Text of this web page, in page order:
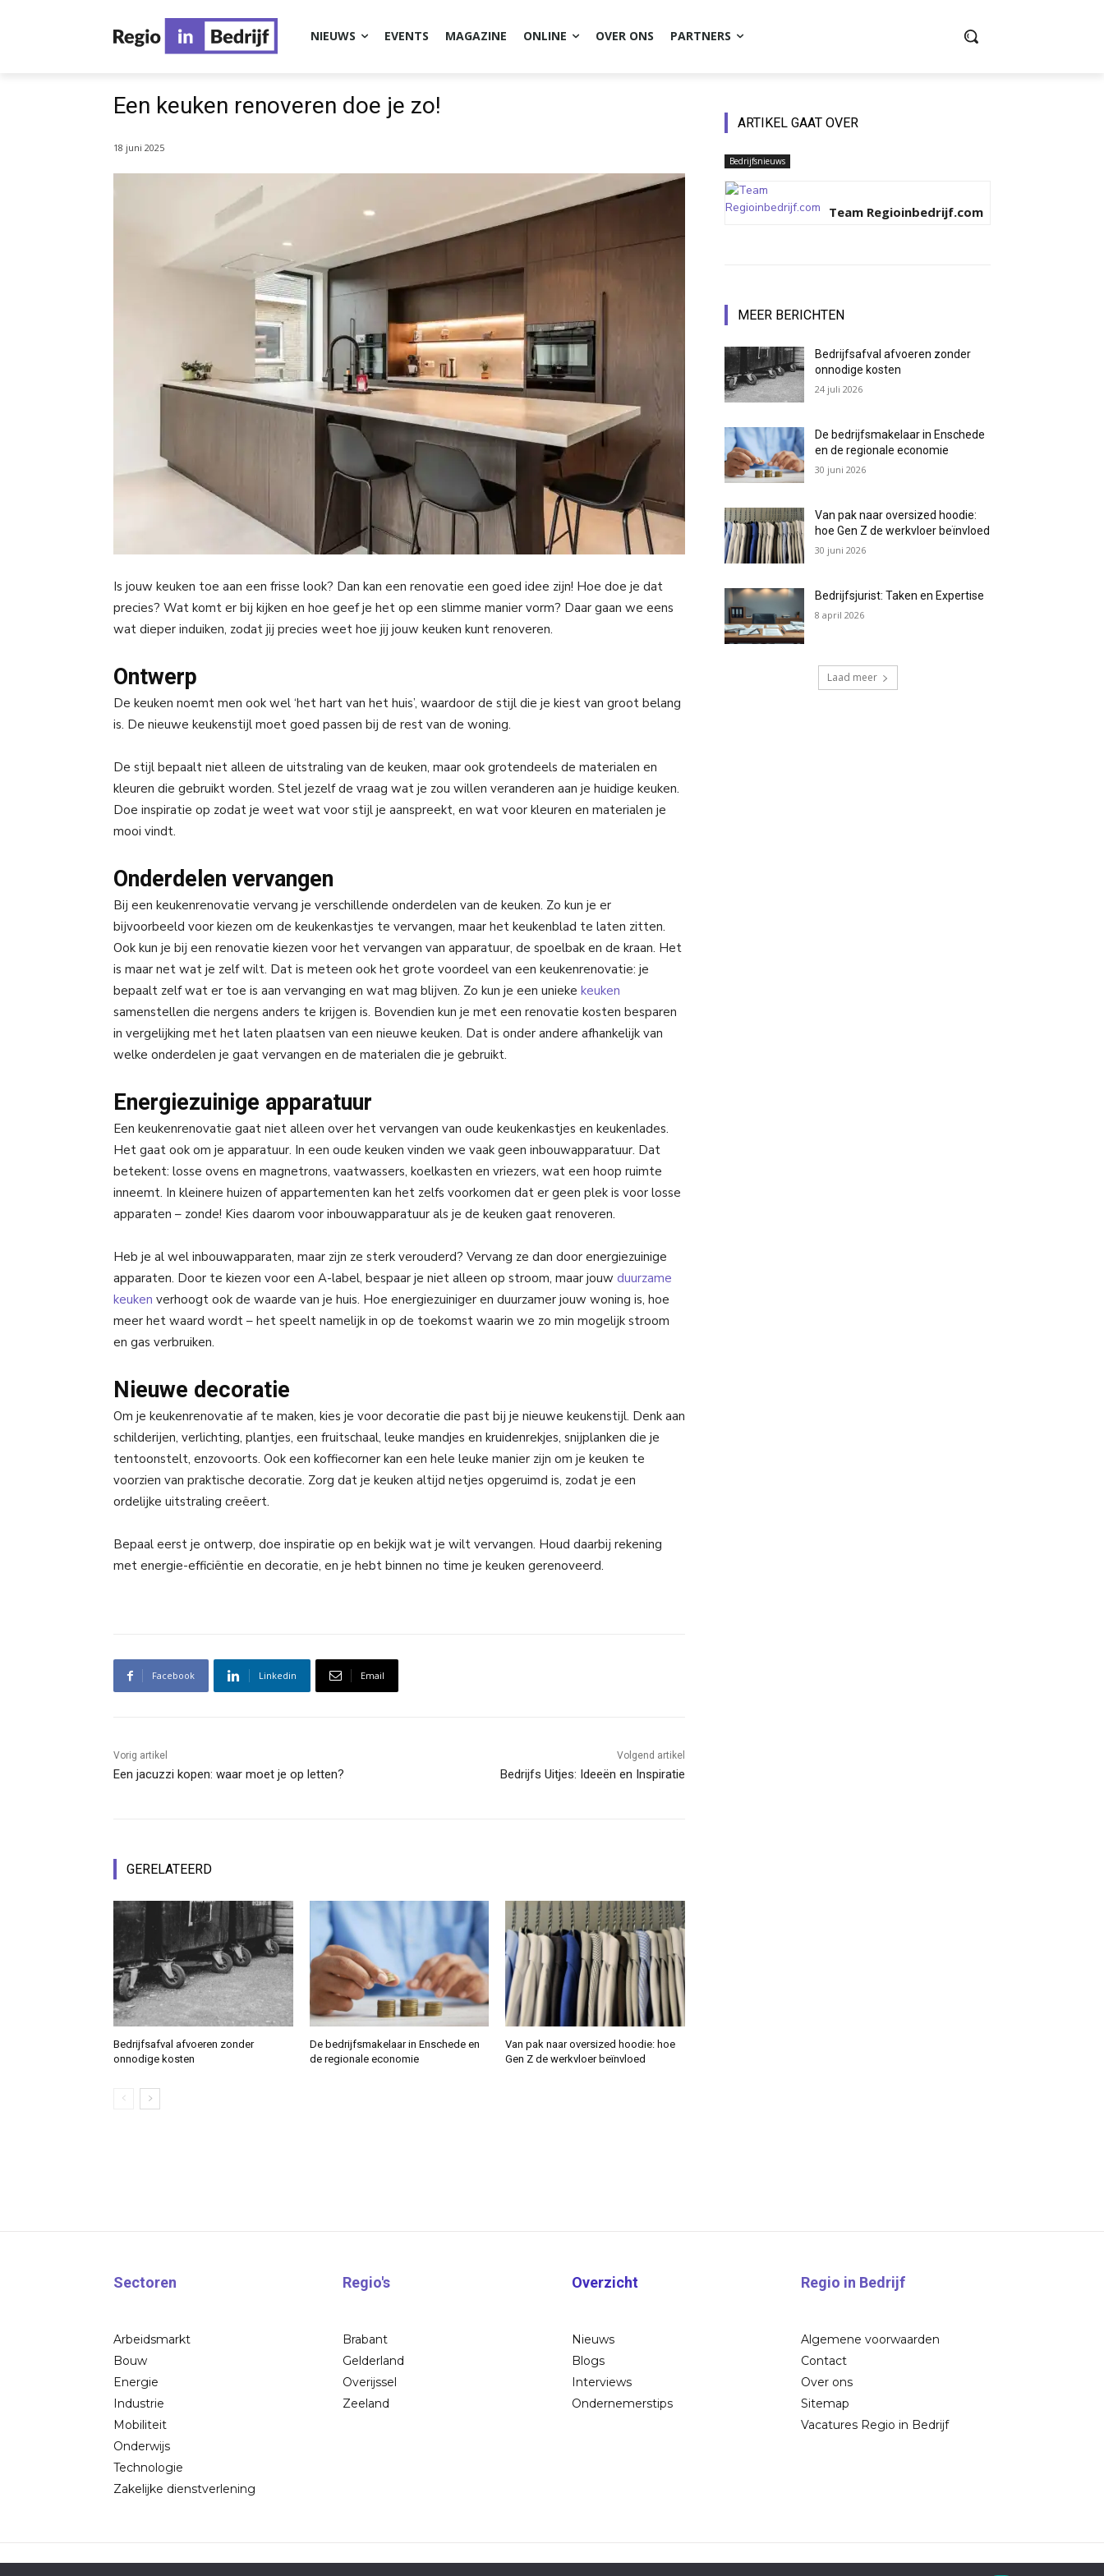
NIEUWS EVENTS MAGAZINE ONLINE OVER ONS PARTNERS
Een keuken renoveren doe je zo!
18 juni 2025
Is jouw keuken toe aan een frisse look? Dan kan een renovatie een goed idee zijn! Hoe doe je dat
precies? Wat komt er bij kijken en hoe geef je het op een slimme manier vorm? Daar gaan we eens
wat dieper induiken, zodat jij precies weet hoe jij jouw keuken kunt renoveren.
Ontwerp
De keuken noemt men ook wel ‘het hart van het huis’, waardoor de stijl die je kiest van groot belang
is. De nieuwe keukenstijl moet goed passen bij de rest van de woning.
De stijl bepaalt niet alleen de uitstraling van de keuken, maar ook grotendeels de materialen en
kleuren die gebruikt worden. Stel jezelf de vraag wat je zou willen veranderen aan je huidige keuken.
Doe inspiratie op zodat je weet wat voor stijl je aanspreekt, en wat voor kleuren en materialen je
mooi vindt.
Onderdelen vervangen
Bij een keukenrenovatie vervang je verschillende onderdelen van de keuken. Zo kun je er
bijvoorbeeld voor kiezen om de keukenkastjes te vervangen, maar het keukenblad te laten zitten.
Ook kun je bij een renovatie kiezen voor het vervangen van apparatuur, de spoelbak en de kraan. Het
is maar net wat je zelf wilt. Dat is meteen ook het grote voordeel van een keukenrenovatie: je
bepaalt zelf wat er toe is aan vervanging en wat mag blijven. Zo kun je een unieke keuken
samenstellen die nergens anders te krijgen is. Bovendien kun je met een renovatie kosten besparen
in vergelijking met het laten plaatsen van een nieuwe keuken. Dat is onder andere afhankelijk van
welke onderdelen je gaat vervangen en de materialen die je gebruikt.
Energiezuinige apparatuur
Een keukenrenovatie gaat niet alleen over het vervangen van oude keukenkastjes en keukenlades.
Het gaat ook om je apparatuur. In een oude keuken vinden we vaak geen inbouwapparatuur. Dat
betekent: losse ovens en magnetrons, vaatwassers, koelkasten en vriezers, wat een hoop ruimte
inneemt. In kleinere huizen of appartementen kan het zelfs voorkomen dat er geen plek is voor losse
apparaten – zonde! Kies daarom voor inbouwapparatuur als je de keuken gaat renoveren.
Heb je al wel inbouwapparaten, maar zijn ze sterk verouderd? Vervang ze dan door energiezuinige
apparaten. Door te kiezen voor een A-label, bespaar je niet alleen op stroom, maar jouw duurzame
keuken verhoogt ook de waarde van je huis. Hoe energiezuiniger en duurzamer jouw woning is, hoe
meer het waard wordt – het speelt namelijk in op de toekomst waarin we zo min mogelijk stroom
en gas verbruiken.
Nieuwe decoratie
Om je keukenrenovatie af te maken, kies je voor decoratie die past bij je nieuwe keukenstijl. Denk aan
schilderijen, verlichting, plantjes, een fruitschaal, leuke mandjes en kruidenrekjes, snijplanken die je
tentoonstelt, enzovoorts. Ook een koffiecorner kan een hele leuke manier zijn om je keuken te
voorzien van praktische decoratie. Zorg dat je keuken altijd netjes opgeruimd is, zodat je een
ordelijke uitstraling creëert.
Bepaal eerst je ontwerp, doe inspiratie op en bekijk wat je wilt vervangen. Houd daarbij rekening
met energie-efficiëntie en decoratie, en je hebt binnen no time je keuken gerenoveerd.
Facebook Linkedin Email
Vorig artikel
Een jacuzzi kopen: waar moet je op letten?
Volgend artikel
Bedrijfs Uitjes: Ideeën en Inspiratie
GERELATEERD
Bedrijfsafval afvoeren zonder
onnodige kosten
De bedrijfsmakelaar in Enschede en
de regionale economie
Van pak naar oversized hoodie: hoe
Gen Z de werkvloer beïnvloed
ARTIKEL GAAT OVER
Bedrijfsnieuws
Team Regioinbedrijf.com
MEER BERICHTEN
Bedrijfsafval afvoeren zonder
onnodige kosten
24 juli 2026
De bedrijfsmakelaar in Enschede
en de regionale economie
30 juni 2026
Van pak naar oversized hoodie:
hoe Gen Z de werkvloer beïnvloed
30 juni 2026
Bedrijfsjurist: Taken en Expertise
8 april 2026
Laad meer
Sectoren
Arbeidsmarkt
Bouw
Energie
Industrie
Mobiliteit
Onderwijs
Technologie
Zakelijke dienstverlening
Regio's
Brabant
Gelderland
Overijssel
Zeeland
Overzicht
Nieuws
Blogs
Interviews
Ondernemerstips
Regio in Bedrijf
Algemene voorwaarden
Contact
Over ons
Sitemap
Vacatures Regio in Bedrijf